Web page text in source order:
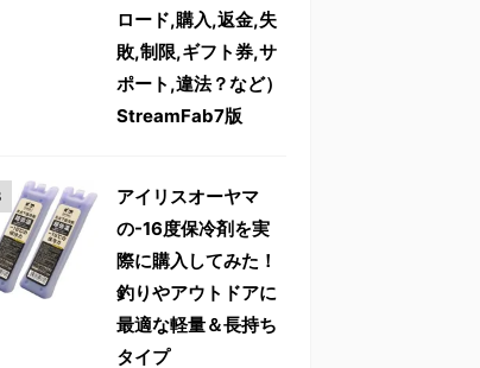
ロード,購入,返金,失
敗,制限,ギフト券,サ
ポート,違法？など）
StreamFab7版
アイリスオーヤマ
の-16度保冷剤を実
際に購入してみた！
釣りやアウトドアに
最適な軽量＆長持ち
タイプ